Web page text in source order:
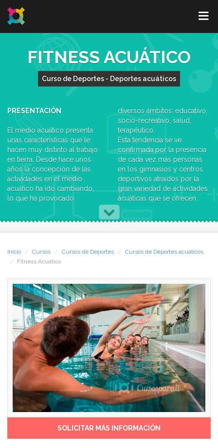
FITNESS ACUÁTICO
Curso de Deportes - Deportes acuáticos
PRESENTACIÓN
El medio acuático presenta
unas características que le
hacen muy distinto al trabajo
en tierra. Desde hace unos
años la concepción de las
actividades en el medio
acuático ha ido cambiando,
lo que ha provocado
actividades, superando la
servicio, su gestión, etc. Y se
traduce en un amplio
margen de oferta, abordando
diversos ámbitos: educativo,
socio-recreativo, salud,
terapéutico.
Esta tendencia se ve
confirmada por la presencia
de cada vez más personas
en los gimnasios y centros
deportivos atraídos por la
gran variedad de actividades
acuáticas que se ofrecen.
Desde el conocimiento de la
evolución de las actividades
actividades acuáticas, con
Deportivos privados y
públicos,
Inicio Cursos Cursos de Deportes
Cursos de Deportes acuáticos
Fitness Acuático
SOLICITAR MÁS INFORMACIÓN